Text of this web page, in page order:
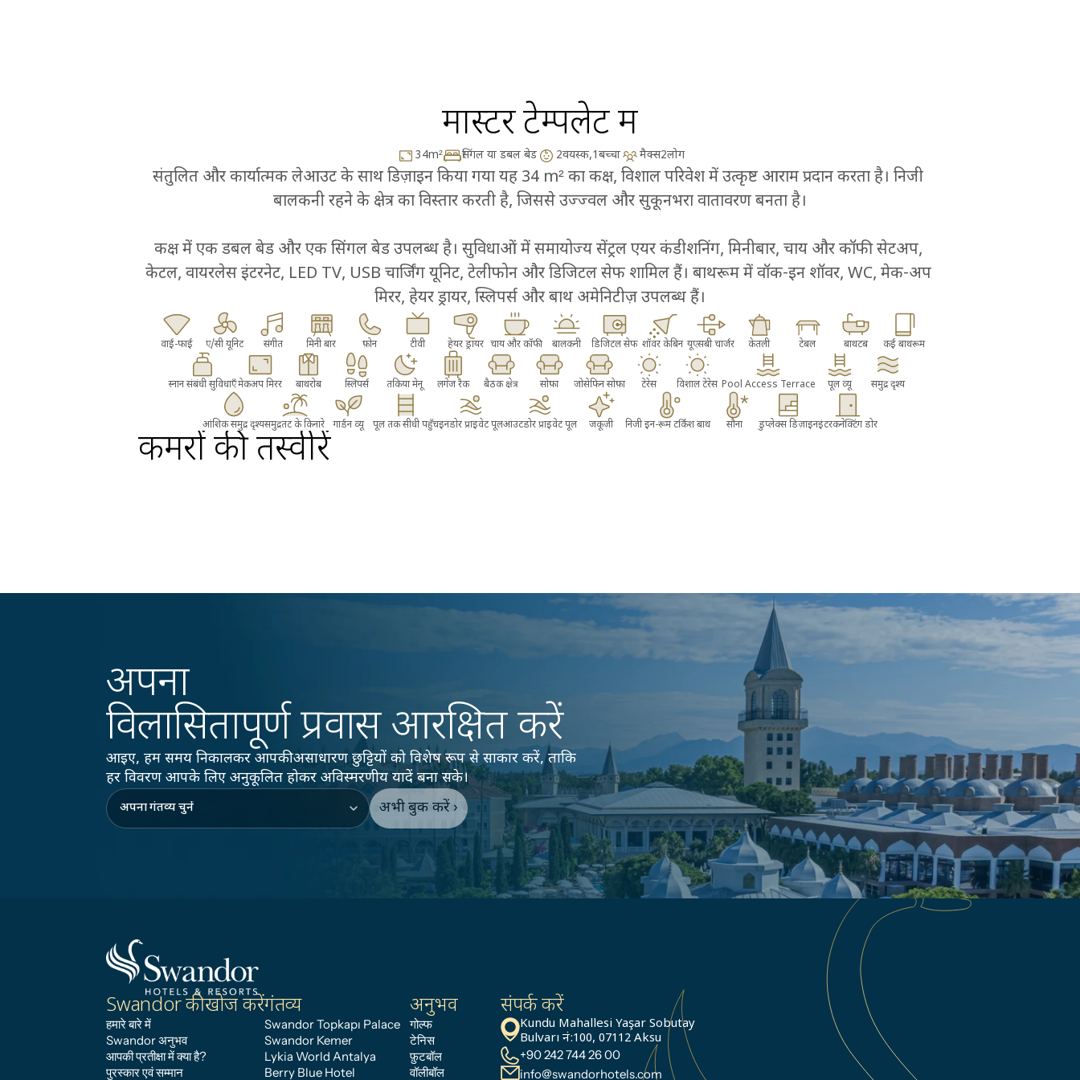
मास्टर टेम्पलेट रूम
34m² सिंगल या डबल बेड 2वयस्क,1बच्चा मैक्स2लोग
संतुलित और कार्यात्मक लेआउट के साथ डिज़ाइन किया गया यह 34 m² का कक्ष, विशाल परिवेश में उत्कृष्ट आराम प्रदान करता है। निजी
बालकनी रहने के क्षेत्र का विस्तार करती है, जिससे उज्ज्वल और सुकूनभरा वातावरण बनता है।
कक्ष में एक डबल बेड और एक सिंगल बेड उपलब्ध है। सुविधाओं में समायोज्य सेंट्रल एयर कंडीशनिंग, मिनीबार, चाय और कॉफी सेटअप,
केटल, वायरलेस इंटरनेट, LED TV, USB चार्जिंग यूनिट, टेलीफोन और डिजिटल सेफ शामिल हैं। बाथरूम में वॉक-इन शॉवर, WC, मेक-अप
मिरर, हेयर ड्रायर, स्लिपर्स और बाथ अमेनिटीज़ उपलब्ध हैं।
वाई-फाई ए/सी यूनिट संगीत मिनी बार फ़ोन टीवी हेयर ड्रायर चाय और कॉफी बालकनी डिजिटल सेफ शॉवर केबिन यूएसबी चार्जर केतली टेबल बाथटब कई बाथरूम
स्नान संबंधी सुविधाएँमेकअप मिरर बाथरोब स्लिपर्स तकिया मेनू लगेज रैक बैठक क्षेत्र सोफ़ा जोसेफिन सोफ़ा टेरेस विशाल टेरेस Pool Access Terrace पूल व्यू समुद्र दृश्य
आंशिक समुद्र दृश्यसमुद्रतट के किनारे गार्डन व्यू पूल तक सीधी पहुँचइनडोर प्राइवेट पूलआउटडोर प्राइवेट पूल जकूज़ी निजी इन-रूम टर्किश बाथ सौना डुप्लेक्स डिज़ाइनइंटरकनेक्टिंग डोर
कमरों की तस्वीरें
अपना
विलासितापूर्ण प्रवास आरक्षित करें
आइए, हम समय निकालकर आपकी असाधारण छुट्टियों को विशेष रूप से साकार करें, ताकि
हर विवरण आपके लिए अनुकूलित होकर अविस्मरणीय यादें बना सके।
अभी बुक करें ›
Swandor की खोज करें
हमारे बारे में
Swandor अनुभव
आपकी प्रतीक्षा में क्या है?
पुरस्कार एवं सम्मान
गंतव्य
Swandor Topkapı Palace
Swandor Kemer
Lykia World Antalya
Berry Blue Hotel
अनुभव
गोल्फ
टेनिस
फ़ुटबॉल
वॉलीबॉल
संपर्क करें
Kundu Mahallesi Yaşar Sobutay
Bulvarı नं:100, 07112 Aksu
+90 242 744 26 00
info@swandorhotels.com